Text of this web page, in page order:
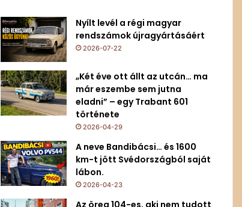
Nyílt levél a régi magyar
rendszámok újragyártásáért
2026-07-22
„Két éve ott állt az utcán… ma
már eszembe sem jutna
eladni” – egy Trabant 601
története
2026-04-29
A neve Bandibácsi… és 1600
km-t jött Svédországból saját
lábon.
2026-04-23
Az öreg 104-es, aki nem tudott